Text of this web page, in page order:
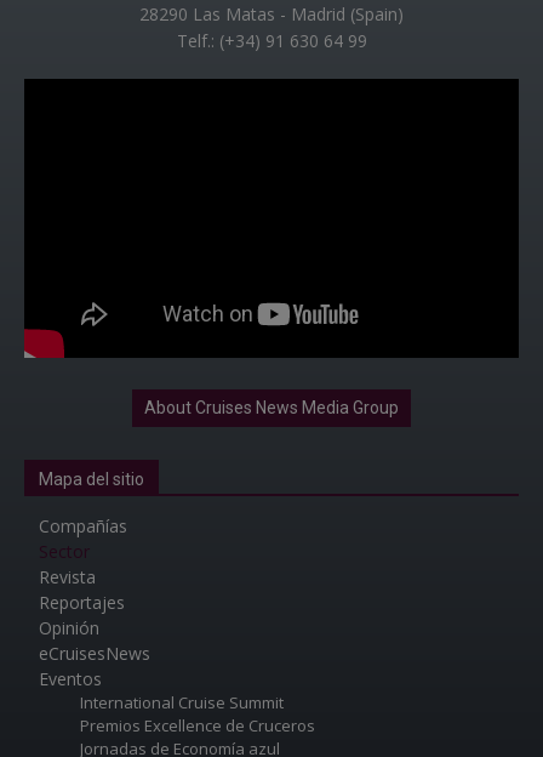
28290 Las Matas - Madrid (Spain)
Telf.: (+34) 91 630 64 99
About Cruises News Media Group
Mapa del sitio
Compañías
Sector
Revista
Reportajes
Opinión
eCruisesNews
Eventos
International Cruise Summit
Premios Excellence de Cruceros
Jornadas de Economía azul